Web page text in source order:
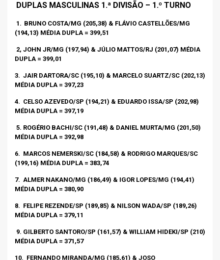
DUPLAS MASCULINAS 1.ª DIVISÃO – 1.º TURNO
1. BRUNO COSTA/MG (205,38) & FLÁVIO CASTELLÕES/MG
(194,13) MÉDIA DUPLA = 399,51
2, JOHN JR/MG (197,94) & JÚLIO MATTOS/RJ (201,07) MÉDIA
DUPLA = 399,01
3. JAIR DARTORA/SC (195,10) & MARCELO SUARTZ/SC (202,13)
MÉDIA DUPLA = 397,23
4. CELSO AZEVEDO/SP (194,21) & EDUARDO ISSA/SP (202,98)
MÉDIA DUPLA = 397,19
5. ROGÉRIO BACHI/SC (191,48) & DANIEL MURTA/MG (201,50)
MÉDIA DUPLA = 392,98
6. MARCOS NEMERSKI/SC (184,58) & RODRIGO MARQUES/SC
(199,16) MÉDIA DUPLA = 383,74
7. ALMER NAKANO/MG (186,49) & IGOR LOPES/MG (194,41)
MÉDIA DUPLA = 380,90
8. FELIPE REZENDE/SP (189,85) & NILSON WADA/SP (189,26)
MÉDIA DUPLA = 379,11
9. GILBERTO SANTORO/SP (161,57) & WILLIAM HIDEKI/SP (210)
MÉDIA DUPLA = 371,57
10. FERNANDO MIRANDA/MG (185,61) & JOSO